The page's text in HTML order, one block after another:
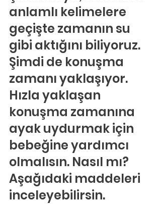
anlamlı kelimelere
geçişte zamanın su
gibi aktığını biliyoruz.
Şimdi de konuşma
zamanı yaklaşıyor.
Hızla yaklaşan
konuşma zamanına
ayak uydurmak için
bebeğine yardımcı
olmalısın. Nasıl mı?
Aşağıdaki maddeleri
inceleyebilirsin.